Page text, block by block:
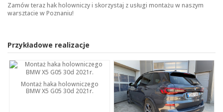
Zamów teraz hak holowniczy i skorzystaj z usługi montażu w naszym
warsztacie w Poznaniu!
Przykładowe realizacje
Montaż haka holowniczego
BMW X5 G05 30d 2021r.